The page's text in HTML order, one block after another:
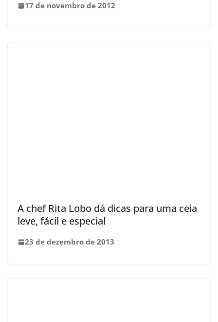
17 de novembro de 2012
A chef Rita Lobo dá dicas para uma ceia
leve, fácil e especial
23 de dezembro de 2013